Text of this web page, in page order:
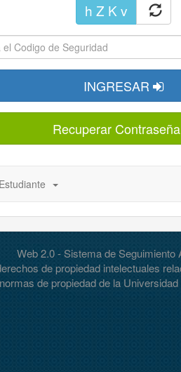
h Z K v
INGRESAR
Recuperar Contraseña
Estudiante
Web 2.0 - Sistema de Seguimiento
de propiedad intelectuales
de propiedad de la